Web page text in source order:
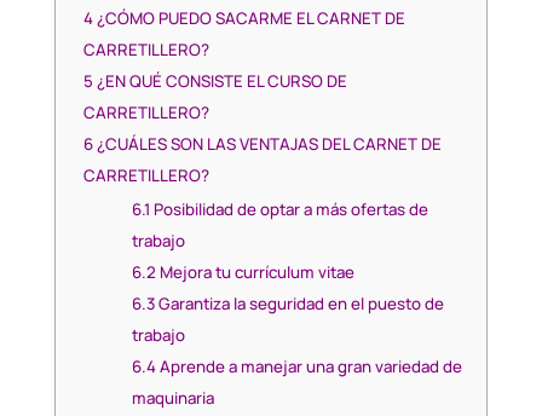
4¿CÓMO PUEDO SACARME EL CARNET DE
CARRETILLERO?
5 ¿EN QUÉ CONSISTE EL CURSO DE
CARRETILLERO?
6¿CUÁLES SON LAS VENTAJAS DEL CARNET DE
CARRETILLERO?
6.1 Posibilidad de optar a más ofertas de
trabajo
6.2 Mejora tu currículum vitae
6.3Garantiza la seguridad en el puesto de
trabajo
6.4Aprende a manejar una gran variedad de
maquinaria